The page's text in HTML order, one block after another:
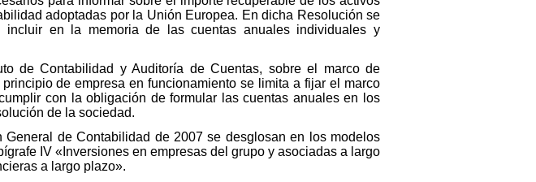
adoptadas por la Unión Europea. En dicha Resolución se
en la memoria de las cuentas anuales individuales y
de Contabilidad y Auditoría de Cuentas, sobre el marco de
de empresa en funcionamiento se limita a fijar el marco
con la obligación de formular las cuentas anuales en los
de la sociedad.
de Contabilidad de 2007 se desglosan en los modelos
IV «Inversiones en empresas del grupo y asociadas a largo
a largo plazo».